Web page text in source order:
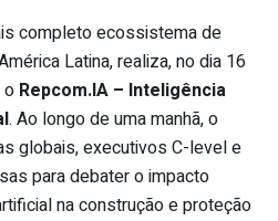
completo ecossistema de
Latina, realiza, no dia 16
o Repcom.IA – Inteligência
. Ao longo de uma manhã, o
globais, executivos C-level e
para debater o impacto
na construção e proteção